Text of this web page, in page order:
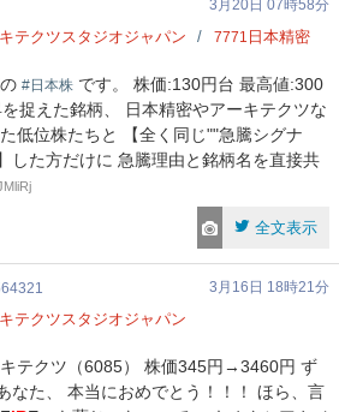
3月20日 07時58分
テクツスタジオジャパン 7771 日本精密
#日本株 です。 株価:130円台 最高値:300
捉えた銘柄、 日本精密やアーキテクツな
低位株たちと 【全く同じ""急騰シグナ
した方だけに 急騰理由と銘柄名を直接共
全文表示
3月16日 18時21分
テクツスタジオジャパン
テクツ（6085） 株価345円→3460円 ず
なた、 本当におめでとう！！！ ほら、言